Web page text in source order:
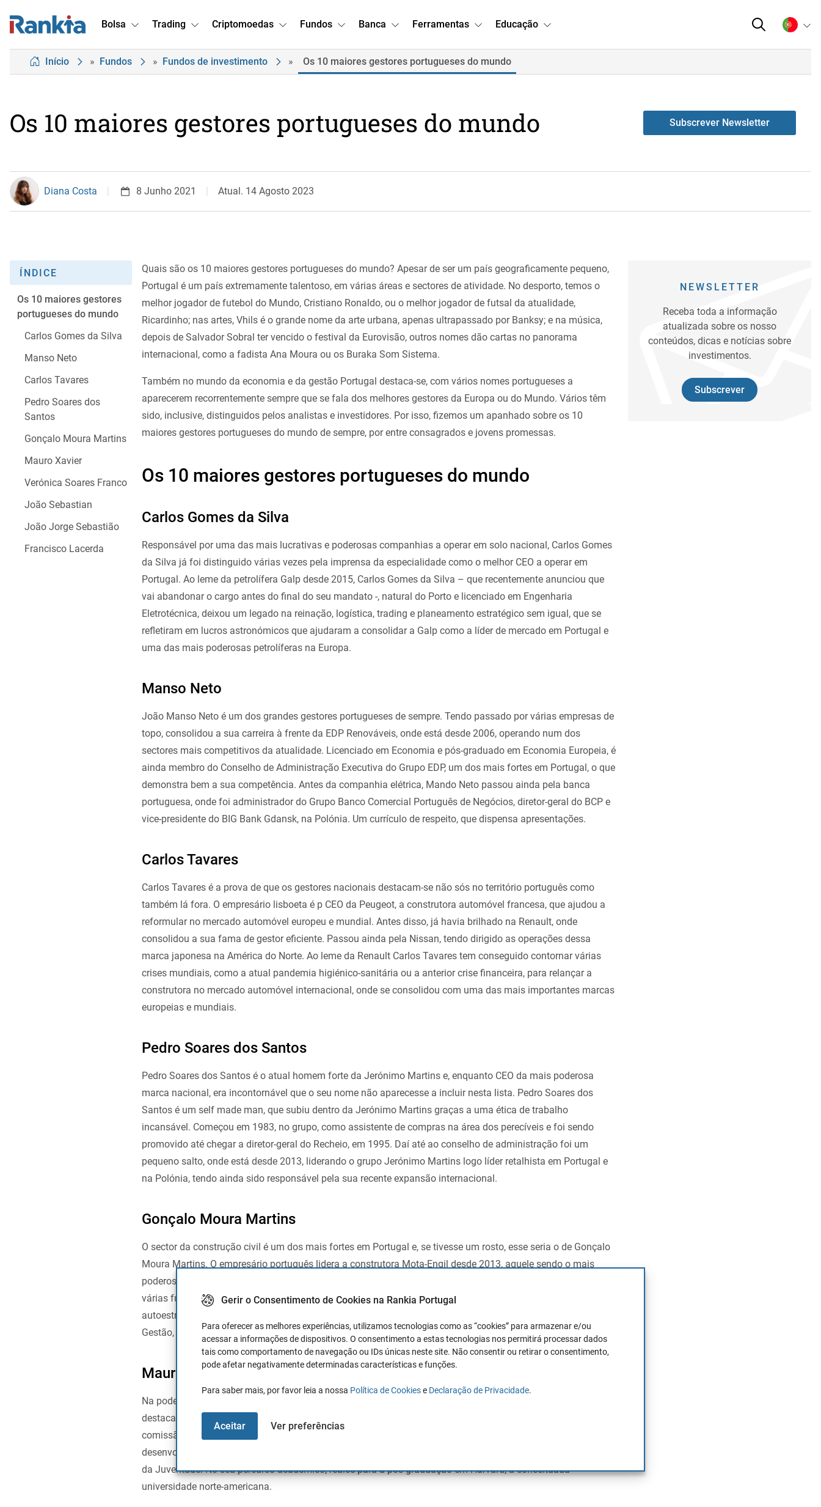
Gerir o Consentimento de Cookies na Rankia Portugal
Para oferecer as melhores experiências, utilizamos tecnologias como as “cookies” para armazenar e/ou
acessar a informações de dispositivos. O consentimento a estas tecnologias nos permitirá processar dados
tais como comportamento de navegação ou IDs únicas neste site. Não consentir ou retirar o consentimento,
pode afetar negativamente determinadas características e funções.
Para saber mais, por favor leia a nossa Política de Cookiese Declaração de Privacidade.
Aceitar Ver preferências
Bolsa Trading Criptomoedas Fundos Banca Ferramentas Educação
Início » Fundos » Fundos de investimento » Os 10 maiores gestores portugueses do mundo
Os 10 maiores gestores portugueses do mundo Subscrever Newsletter
Diana Costa 8 Junho 2021 Atual. 14 Agosto 2023
ÍNDICE
Os 10 maiores gestores
portugueses do mundo
Carlos Gomes da Silva
Manso Neto
Carlos Tavares
Pedro Soares dos
Santos
Gonçalo Moura Martins
Mauro Xavier
Verónica Soares Franco
João Sebastian
João Jorge Sebastião
Francisco Lacerda
Quais são os 10 maiores gestores portugueses do mundo? Apesar de ser um país geograficamente pequeno,
Portugal é um país extremamente talentoso, em várias áreas e sectores de atividade. No desporto, temos o
melhor jogador de futebol do Mundo, Cristiano Ronaldo, ou o melhor jogador de futsal da atualidade,
Ricardinho; nas artes, Vhils é o grande nome da arte urbana, apenas ultrapassado por Banksy; e na música,
depois de Salvador Sobral ter vencido o festival da Eurovisão, outros nomes dão cartas no panorama
internacional, como a fadista Ana Moura ou os Buraka Som Sistema.
Também no mundo da economia e da gestão Portugal destaca-se, com vários nomes portugueses a
aparecerem recorrentemente sempre que se fala dos melhores gestores da Europa ou do Mundo. Vários têm
sido, inclusive, distinguidos pelos analistas e investidores. Por isso, fizemos um apanhado sobre os 10
maiores gestores portugueses do mundo de sempre, por entre consagrados e jovens promessas.
Os 10 maiores gestores portugueses do mundo
Carlos Gomes da Silva
Responsável por uma das mais lucrativas e poderosas companhias a operar em solo nacional, Carlos Gomes
da Silva já foi distinguido várias vezes pela imprensa da especialidade como o melhor CEO a operar em
Portugal. Ao leme da petrolífera Galp desde 2015, Carlos Gomes da Silva – que recentemente anunciou que
vai abandonar o cargo antes do final do seu mandato -, natural do Porto e licenciado em Engenharia
Eletrotécnica, deixou um legado na reinação, logística, trading e planeamento estratégico sem igual, que se
refletiram em lucros astronómicos que ajudaram a consolidar a Galp como a líder de mercado em Portugal e
uma das mais poderosas petrolíferas na Europa.
Manso Neto
João Manso Neto é um dos grandes gestores portugueses de sempre. Tendo passado por várias empresas de
topo, consolidou a sua carreira à frente da EDP Renováveis, onde está desde 2006, operando num dos
sectores mais competitivos da atualidade. Licenciado em Economia e pós-graduado em Economia Europeia, é
ainda membro do Conselho de Administração Executiva do Grupo EDP, um dos mais fortes em Portugal, o que
demonstra bem a sua competência. Antes da companhia elétrica, Mando Neto passou ainda pela banca
portuguesa, onde foi administrador do Grupo Banco Comercial Português de Negócios, diretor-geral do BCP e
vice-presidente do BIG Bank Gdansk, na Polónia. Um currículo de respeito, que dispensa apresentações.
Carlos Tavares
Carlos Tavares é a prova de que os gestores nacionais destacam-se não sós no território português como
também lá fora. O empresário lisboeta é p CEO da Peugeot, a construtora automóvel francesa, que ajudou a
reformular no mercado automóvel europeu e mundial. Antes disso, já havia brilhado na Renault, onde
consolidou a sua fama de gestor eficiente. Passou ainda pela Nissan, tendo dirigido as operações dessa
marca japonesa na América do Norte. Ao leme da Renault Carlos Tavares tem conseguido contornar várias
crises mundiais, como a atual pandemia higiénico-sanitária ou a anterior crise financeira, para relançar a
construtora no mercado automóvel internacional, onde se consolidou com uma das mais importantes marcas
europeias e mundiais.
Pedro Soares dos Santos
Pedro Soares dos Santos é o atual homem forte da Jerónimo Martins e, enquanto CEO da mais poderosa
marca nacional, era incontornável que o seu nome não aparecesse a incluir nesta lista. Pedro Soares dos
Santos é um self made man, que subiu dentro da Jerónimo Martins graças a uma ética de trabalho
incansável. Começou em 1983, no grupo, como assistente de compras na área dos perecíveis e foi sendo
promovido até chegar a diretor-geral do Recheio, em 1995. Daí até ao conselho de administração foi um
pequeno salto, onde está desde 2013, liderando o grupo Jerónimo Martins logo líder retalhista em Portugal e
na Polónia, tendo ainda sido responsável pela sua recente expansão internacional.
Gonçalo Moura Martins
O sector da construção civil é um dos mais fortes em Portugal e, se tivesse um rosto, esse seria o de Gonçalo
Moura Martins. O empresário português lidera a construtora Mota-Engil desde 2013, aquele sendo o mais
poderoso grupo de construção a operar em território nacional. A sua versatilidade faz com que acumule
várias funções em várias empresas do grupo, incluindo a liderança da Ascendi, empresa concessionária de
autoestradas. Gonçalo Moura Martins tem ainda uma formação eclética, já que, antes da pós-graduação em
Gestão, havia-se formado em Direito pela Universidade de Lisboa.
Mauro Xavier
Na poderosa Microsoft outro gestor português aparece a dar cartas. Mauro Xavier, que começou por se
destacar no mundo da política, tendo liderado a concelhia distrital de Lisboa do PSD, assumiu um lugar na
comissão executiva da empresa informática, onde trabalha desde 2006. Além disso, Mauro Xavier
desenvolveu também trabalho enquanto consultor na Accenture e foi vice-presidente do Instituto Português
da Juventude. No seu percurso académico, realce para a pós-graduação em Harvard, a conceituada
universidade norte-americana.
NEWSLETTER
Receba toda a informação
atualizada sobre os nosso
conteúdos, dicas e notícias sobre
investimentos.
Subscrever